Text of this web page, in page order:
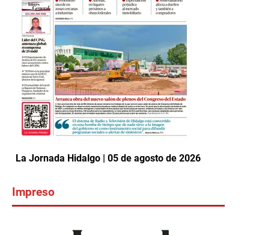
La Jornada Hidalgo | 05 de agosto de 2026
Impreso